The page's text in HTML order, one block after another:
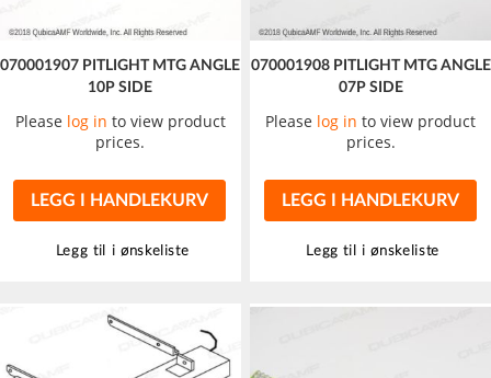
070001907 PITLIGHT MTG ANGLE
10P SIDE
Please log in to view product
prices.
LEGG I HANDLEKURV
Legg til i ønskeliste
070001908 PITLIGHT MTG ANGLE
07P SIDE
Please log in to view product
prices.
LEGG I HANDLEKURV
Legg til i ønskeliste